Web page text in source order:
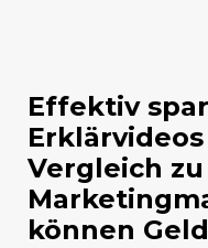
Effektiv
Vergleich
können